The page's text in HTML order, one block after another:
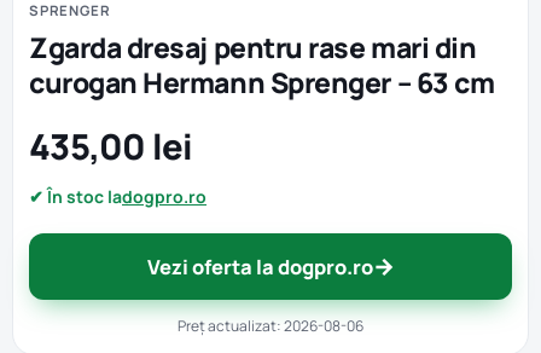
SPRENGER
Zgarda dresaj pentru rase mari din
curogan Hermann Sprenger – 63 cm
435,00 lei
✔ În stoc ladogpro.ro
Vezi oferta la dogpro.ro→
Preț actualizat: 2026-08-06